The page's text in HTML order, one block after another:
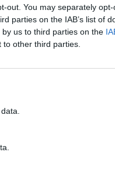
out. You may separately
parties on the IAB’s list of
us to third parties on the
other third parties.